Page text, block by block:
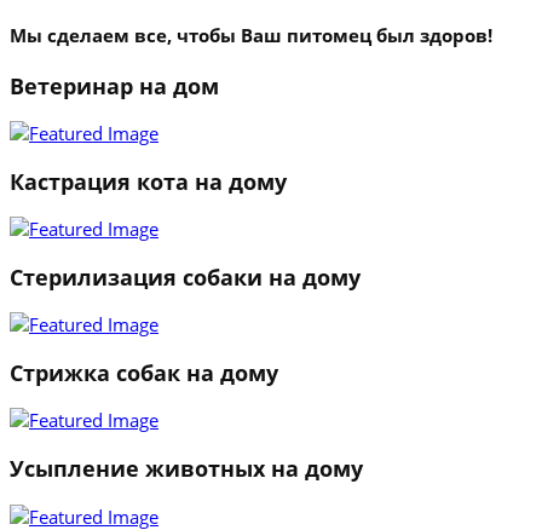
Мы сделаем все, чтобы Ваш питомец был здоров!
Ветеринар на дом
Кастрация кота на дому
Стерилизация собаки на дому
Стрижка собак на дому
Усыпление животных на дому